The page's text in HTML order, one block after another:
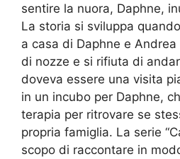
sentire la nuora, Daphne,
La storia si sviluppa
a casa di Daphne e
di nozze e si rifiuta di
doveva essere una visita
in un incubo per Daphne,
terapia per ritrovare se
propria famiglia. La serie
scopo di raccontare in